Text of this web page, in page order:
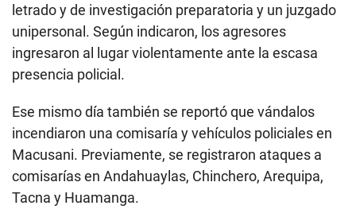
letrado y de investigación preparatoria y un juzgado
unipersonal. Según indicaron, los agresores
ingresaron al lugar violentamente ante la escasa
presencia policial.
Ese mismo día también se reportó que vándalos
incendiaron una comisaría y vehículos policiales en
Macusani. Previamente, se registraron ataques a
comisarías en Andahuaylas, Chinchero, Arequipa,
Tacna y Huamanga.